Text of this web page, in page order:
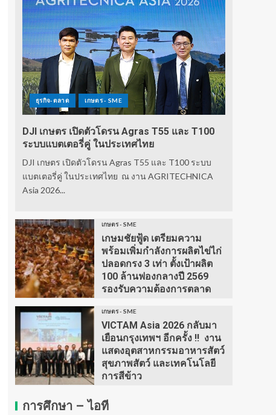
ธุรกิจ-ตลาด เกษตร - SME
DJI เกษตร เปิดตัวโดรน Agras T55 และ T100
ระบบแบตเตอรี่คู่ ในประเทศไทย
DJI เกษตร เปิดตัวโดรน Agras T55 และ T100 ระบบ
แบตเตอรี่คู่ ในประเทศไทย ณ งาน AGRITECHNICA
Asia 2026...
เกษตร - SME
เกษมชัยฟู้ด เตรียมความ
พร้อมเพิ่มกำลังการผลิตไข่ไก่
ปลอดกรง 3 เท่า ตั้งเป้าผลิต
100 ล้านฟองกลางปี 2569
รองรับความต้องการตลาด
เกษตร - SME
VICTAM Asia 2026 กลับมา
เยือนกรุงเทพฯ อีกครั้ง !! งาน
แสดงอุตสาหกรรมอาหารสัตว์
สุขภาพสัตว์ และเทคโนโลยี
การสีข้าว
การศึกษา – ไอที